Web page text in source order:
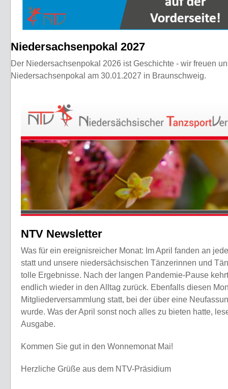
Niedersachsenpokal 2027
Der Niedersachsenpokal 2026 ist Geschichte - wir freuen
Niedersachsenpokal am 30.01.2027 in Braunschweig.
NTV Newsletter
Was für ein ereignisreicher Monat: Im April fanden an
statt und unsere niedersächsischen Tänzerinnen und
tolle Ergebnisse. Nach der langen Pandemie-Pause
endlich wieder in den Alltag zurück. Ebenfalls diesen
Mitgliederversammlung statt, bei der über eine
wurde. Was der April sonst noch alles zu bieten hatte,
Ausgabe.
Kommen Sie gut in den Wonnemonat Mai!
Herzliche Grüße aus dem NTV-Präsidium